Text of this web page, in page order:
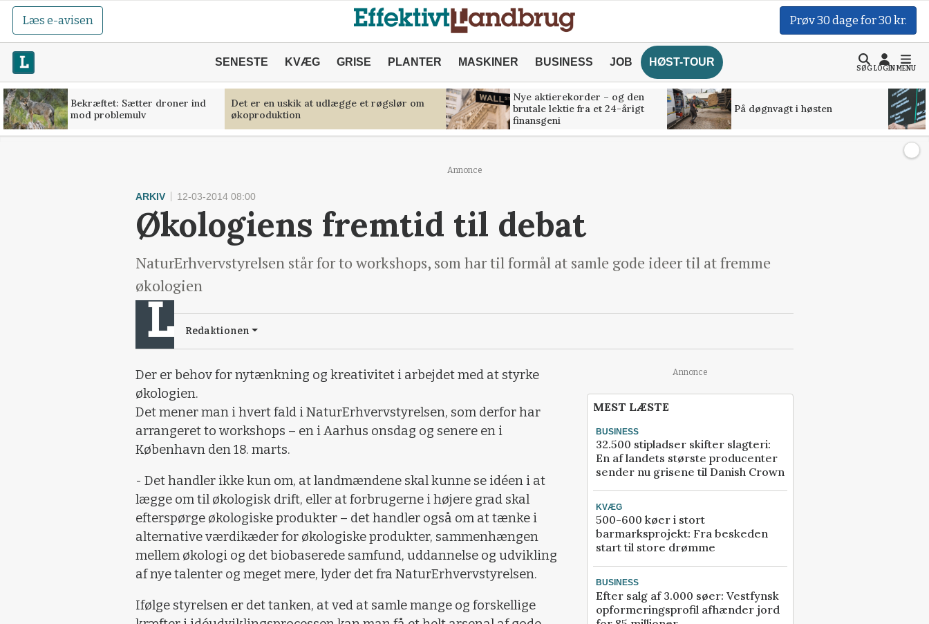
Læs e-avisen Prøv 30 dage for 30 kr.
SENESTE KVÆG GRISE PLANTER MASKINER BUSINESS JOB HØST-TOUR
SØGLOGINMENU
Bekræftet: Sætter droner ind
mod problemulv
Det er en uskik at udlægge et røgslør om
økoproduktion
Nye aktierekorder – og den
brutale lektie fra et 24-årigt
finansgeni
På døgnvagt i høsten
Annonce
ARKIV 12-03-2014 08:00
Økologiens fremtid til debat
NaturErhvervstyrelsen står for to workshops, som har til formål at samle gode ideer til at fremme
økologien
Redaktionen
Der er behov for nytænkning og kreativitet i arbejdet med at styrke
økologien.
Det mener man i hvert fald i NaturErhvervstyrelsen, som derfor har
arrangeret to workshops – en i Aarhus onsdag og senere en i
København den 18. marts.
- Det handler ikke kun om, at landmændene skal kunne se idéen i at
lægge om til økologisk drift, eller at forbrugerne i højere grad skal
efterspørge økologiske produkter – det handler også om at tænke i
alternative værdikæder for økologiske produkter, sammenhængen
mellem økologi og det biobaserede samfund, uddannelse og udvikling
af nye talenter og meget mere, lyder det fra NaturErhvervstyrelsen.
Ifølge styrelsen er det tanken, at ved at samle mange og forskellige
Annonce
MEST LÆSTE
BUSINESS
32.500 stipladser skifter slagteri:
En af landets største producenter
sender nu grisene til Danish Crown
KVÆG
500-600 køer i stort
barmarksprojekt: Fra beskeden
start til store drømme
BUSINESS
Efter salg af 3.000 søer: Vestfynsk
opformeringsprofil afhænder jord